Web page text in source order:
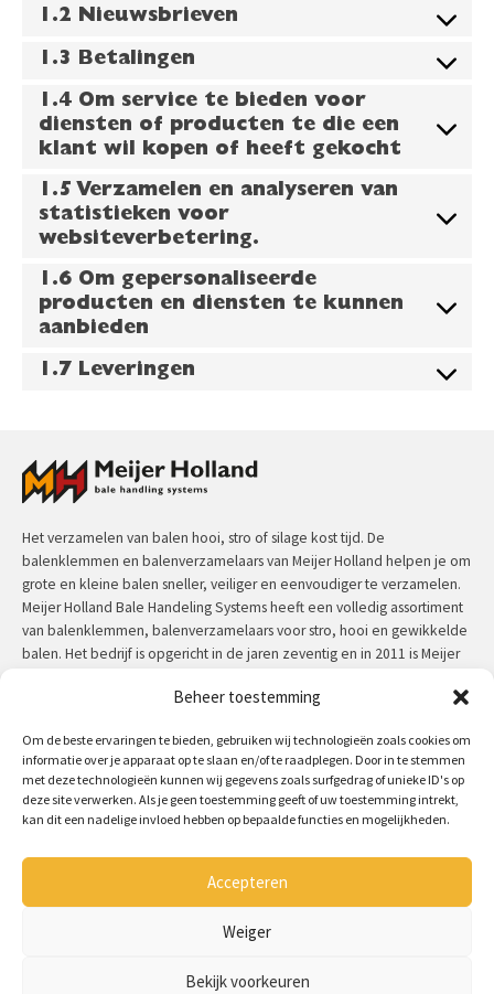
Beheer toestemming
Om de beste ervaringen te bieden, gebruiken wij technologieën zoals cookies om
informatie over je apparaat op te slaan en/of te raadplegen. Door in te stemmen
met deze technologieën kunnen wij gegevens zoals surfgedrag of unieke ID's op
deze site verwerken. Als je geen toestemming geeft of uw toestemming intrekt,
kan dit een nadelige invloed hebben op bepaalde functies en mogelijkheden.
Accepteren
Weiger
Bekijk voorkeuren
1.2 Nieuwsbrieven
1.3 Betalingen
1.4 Om service te bieden voor
diensten of producten te die een
klant wil kopen of heeft gekocht
1.5 Verzamelen en analyseren van
statistieken voor
websiteverbetering.
1.6 Om gepersonaliseerde
producten en diensten te kunnen
aanbieden
1.7 Leveringen
Het verzamelen van balen hooi, stro of silage kost tijd. De
balenklemmen en balenverzamelaars van Meijer Holland helpen je om
grote en kleine balen sneller, veiliger en eenvoudiger te verzamelen.
Meijer Holland Bale Handeling Systems heeft een volledig assortiment
van balenklemmen, balenverzamelaars voor stro, hooi en gewikkelde
balen. Het bedrijf is opgericht in de jaren zeventig en in 2011 is Meijer
hebben een uitzonderlijke kwaliteit en zijn door de jaren heen in
Contact:+31 (0)50 312 64 48/info@meijerholland.com
Volg ons op:
Copyright 2026 - Meijer Holland
Disclaimer
Privacyverklaring